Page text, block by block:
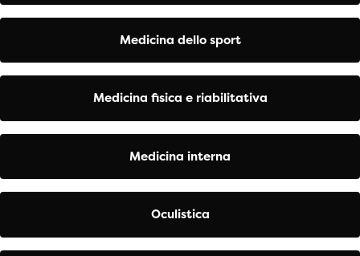
Medicina dello sport
Medicina fisica e riabilitativa
Medicina interna
Oculistica